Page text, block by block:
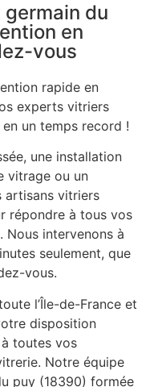
du
en
vous
rapide en
experts vitriers
un temps record !
une installation
vitrage ou un
artisans vitriers
répondre à tous vos
Nous intervenons à
seulement, que
vous.
l’Île-de-France et
disposition
toutes vos
Notre équipe
puy (18390) formée